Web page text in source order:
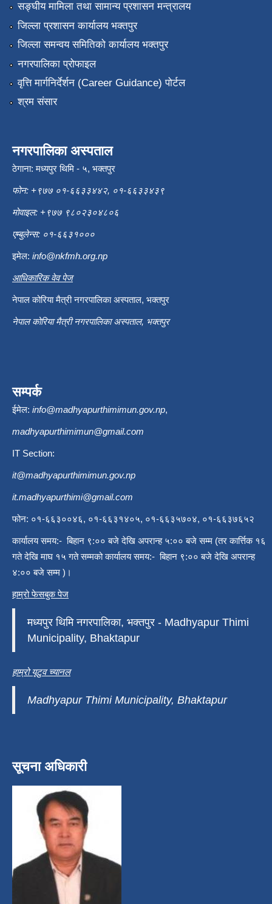
सङ्‍घीय मामिला तथा सामान्य प्रशासन मन्त्रालय
जिल्ला प्रशासन कार्यालय भक्तपुर
जिल्ला समन्वय समितिको कार्यालय भक्तपुर
नगरपालिका प्रोफाइल
वृत्ति मार्गनिर्देर्शन (Career Guidance) पोर्टल
श्रम संसार
नगरपालिका अस्पताल
ठेगाना: मध्यपुर थिमि - ५, भक्तपुर
फोन: +९७७ ०१-६६३३४४२, ०१-६६३३४३९
मोवाइल: +९७७ ९८०२३०४८०६
एम्बुलेन्स: ०१-६६३१०००
इमेल: info@nkfmh.org.np
आधिकारिक वेव पेज
नेपाल कोरिया मैत्री नगरपालिका अस्पताल, भक्तपुर
नेपाल कोरिया मैत्री नगरपालिका अस्पताल, भक्तपुर
सम्पर्क
ईमेल: info@madhyapurthimimun.gov.np,
madhyapurthimimun@gmail.com
IT Section:
it@madhyapurthimimun.gov.np
it.madhyapurthimi@gmail.com
फोन: ०१-६६३००४६, ०१-६६३१४०५, ०१-६६३५७०४, ०१-६६३७६५२
कार्यालय समय:- बिहान ९:०० बजे देखि अपरान्ह ५:०० बजे सम्म (तर कार्त्तिक १६
गते देखि माघ १५ गते सम्मको कार्यालय समय:- बिहान ९:०० बजे देखि अपरान्ह
४:०० बजे सम्म )।
हाम्रो फेसबुक पेज
मध्यपुर थिमि नगरपालिका, भक्तपुर - Madhyapur Thimi
Municipality, Bhaktapur
हाम्रो यूटुव च्यानल
Madhyapur Thimi Municipality, Bhaktapur
सूचना अधिकारी